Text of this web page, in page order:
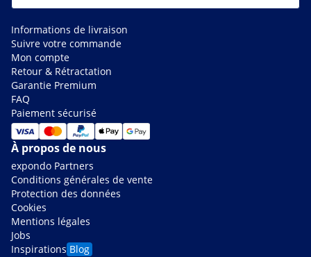
Informations de livraison
Suivre votre commande
Mon compte
Retour & Rétractation
Garantie Premium
FAQ
Paiement sécurisé
À propos de nous
expondo Partners
Conditions générales de vente
Protection des données
Cookies
Mentions légales
Jobs
Inspirations Blog